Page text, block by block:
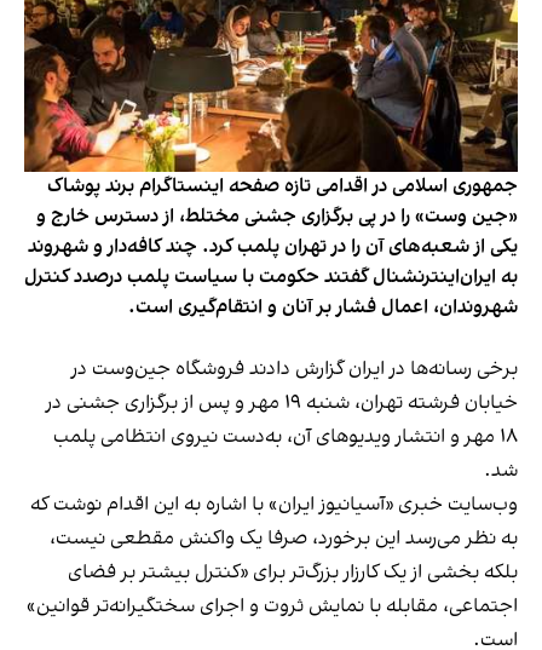
جمهوری اسلامی در اقدامی تازه صفحه اینستاگرام برند پوشاک
«جین وست» را در پی برگزاری جشنی مختلط، از دسترس خارج و
یکی از شعبه‌های آن را در تهران پلمب کرد. چند کافه‌‌دار و شهروند
به ایران‌اینترنشنال گفتند حکومت با سیاست پلمب درصدد کنترل
شهروندان، اعمال فشار بر آنان و انتقام‌گیری است.
برخی رسانه‌ها در ایران گزارش دادند فروشگاه جین‌وست در
خیابان فرشته تهران، شنبه ۱۹ مهر و پس از برگزاری جشنی در
۱۸ مهر و انتشار ویدیوهای آن، به‌دست نیروی انتظامی پلمب
شد.
وب‌سایت خبری «آسیانیوز ایران» با اشاره به این اقدام نوشت که
به نظر می‌رسد این برخورد، صرفا یک واکنش مقطعی نیست،
بلکه بخشی از یک کارزار بزرگ‌تر برای «کنترل بیشتر بر فضای
اجتماعی، مقابله با نمایش ثروت و اجرای سختگیرانه‌تر قوانین»
است.